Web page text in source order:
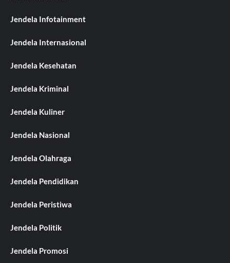
Jendela Infotainment
Jendela Internasional
Jendela Kesehatan
Jendela Kriminal
Jendela Kuliner
Jendela Nasional
Jendela Olahraga
Jendela Pendidikan
Jendela Peristiwa
Jendela Politik
Jendela Promosi